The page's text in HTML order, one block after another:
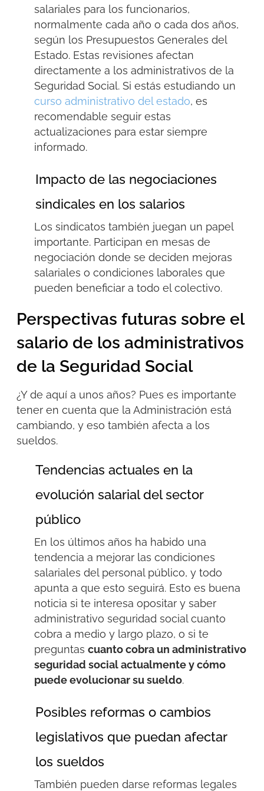
salariales para los funcionarios,
normalmente cada año o cada dos años,
según los Presupuestos Generales del
Estado. Estas revisiones afectan
directamente a los administrativos de la
Seguridad Social. Si estás estudiando un
curso administrativo del estado, es
recomendable seguir estas
actualizaciones para estar siempre
informado.
Impacto de las negociaciones
sindicales en los salarios
Los sindicatos también juegan un papel
importante. Participan en mesas de
negociación donde se deciden mejoras
salariales o condiciones laborales que
pueden beneficiar a todo el colectivo.
Perspectivas futuras sobre el
salario de los administrativos
de la Seguridad Social
¿Y de aquí a unos años? Pues es importante
tener en cuenta que la Administración está
cambiando, y eso también afecta a los
sueldos.
Tendencias actuales en la
evolución salarial del sector
público
En los últimos años ha habido una
tendencia a mejorar las condiciones
salariales del personal público, y todo
apunta a que esto seguirá. Esto es buena
noticia si te interesa opositar y saber
administrativo seguridad social cuanto
cobra a medio y largo plazo, o si te
preguntas cuanto cobra un administrativo
seguridad social actualmente y cómo
puede evolucionar su sueldo.
Posibles reformas o cambios
legislativos que puedan afectar
los sueldos
También pueden darse reformas legales